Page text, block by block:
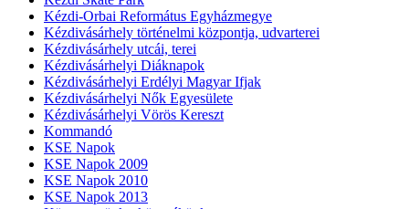
Kézdi-Orbai Református Egyházmegye
Kézdivásárhely történelmi központja, udvarterei
Kézdivásárhely utcái, terei
Kézdivásárhelyi Diáknapok
Kézdivásárhelyi Erdélyi Magyar Ifjak
Kézdivásárhelyi Nők Egyesülete
Kézdivásárhelyi Vörös Kereszt
Kommandó
KSE Napok
KSE Napok 2009
KSE Napok 2010
KSE Napok 2013